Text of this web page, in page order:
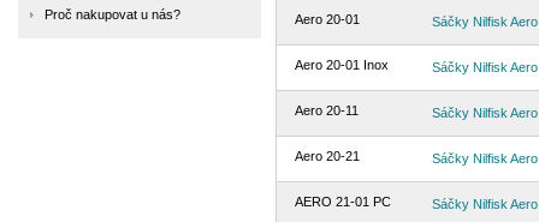
Aero 20-01 Sáčky Nilfisk
Aero 20-01 Inox Sáčky Nilfisk
Aero 20-11 Sáčky Nilfisk
Aero 20-21 Sáčky Nilfisk
AERO 21-01 PC Sáčky Nilfisk
Proč nakupovat u nás?